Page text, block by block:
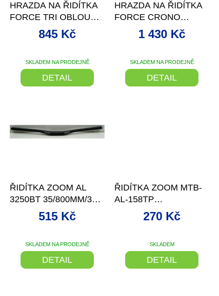
HRAZDA NA ŘIDÍTKA
FORCE TRI OBLOUK
31,8-22,2 MM
SKLADEM NA PRODEJNĚ
845 Kč
DETAIL
HRAZDA NA ŘIDÍTKA
FORCE CRONO
PROHNUTÁ
SKLADEM NA PRODEJNĚ
1 430 Kč
DETAIL
ŘIDÍTKA ZOOM AL
3250BT 35/800MM/3
ST.VLAŠTOVKY Č
SKLADEM NA PRODEJNĚ
515 Kč
DETAIL
ŘIDÍTKA ZOOM MTB-
AL-158TP
VLAŠT.ČER.MAT
640/PRŮ80
hodnocení
produktu
SKLADEM
270 Kč
DETAIL